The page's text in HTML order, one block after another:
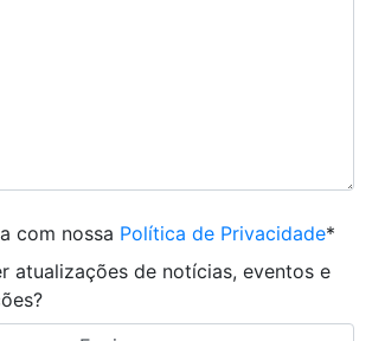
com nossa Política de Privacidade*
atualizações de notícias, eventos e